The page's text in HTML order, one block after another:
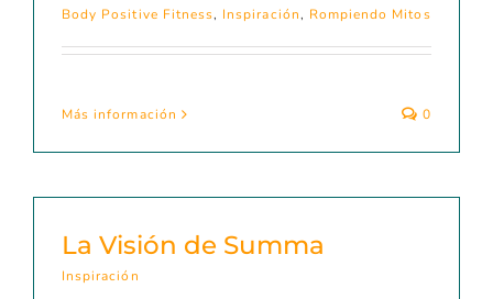
Body Positive Fitness, Inspiración, Rompiendo Mitos
Más información 0
La Visión de Summa
Inspiración